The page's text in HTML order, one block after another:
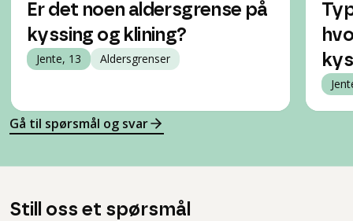
Er det noen aldersgrense på
kyssing og klining?
Jente, 13 Aldersgrenser
Gå til spørsmål og svar
Still oss et spørsmål